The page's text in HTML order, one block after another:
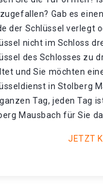
Gab es
der Schlüssel verlegt
nicht im Schloss
des Schlosses zu
und Sie möchten
in Stolberg
Tag, jeden Tag
Mausbach für Sie da.
JETZT